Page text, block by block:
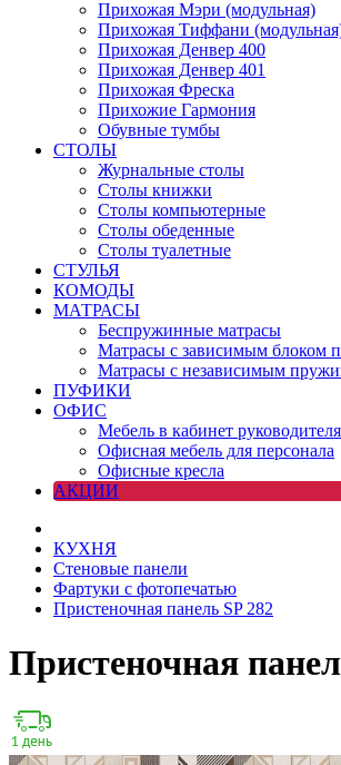
Прихожая Мэри (модульная)
Прихожая Тиффани
Прихожая Денвер 400
Прихожая Денвер 401
Прихожая Фреска
Прихожие Гармония
Обувные тумбы
СТОЛЫ
Журнальные столы
Столы книжки
Столы компьютерные
Столы обеденные
Столы туалетные
СТУЛЬЯ
КОМОДЫ
МАТРАСЫ
Беспружинные матрасы
Матрасы с зависимым блоком
Матрасы с независимым
ПУФИКИ
ОФИС
Мебель в кабинет руководителя
Офисная мебель для персонала
Офисные кресла
АКЦИИ
КУХНЯ
Стеновые панели
Фартуки с фотопечатью
Пристеночная панель SP 282
Пристеночная